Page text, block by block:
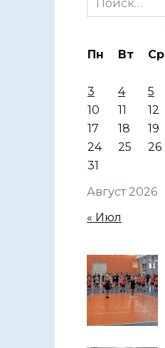
for:
Август 2026
Пн Вт Ср
3
4 5
10
11 12
17
18 19
24
25 26
31
« Июл